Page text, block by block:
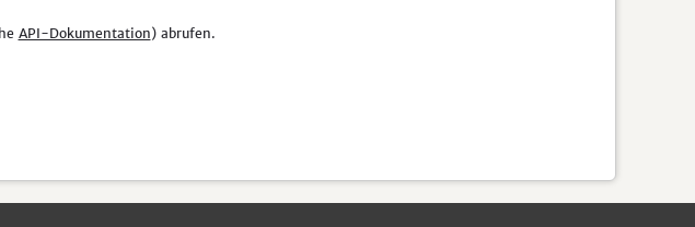
API-Dokumentation) abrufen.